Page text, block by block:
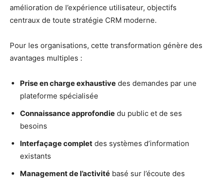
amélioration de l’expérience utilisateur, objectifs
centraux de toute stratégie CRM moderne.
Pour les organisations, cette transformation génère des
avantages multiples :
Prise en charge exhaustive des demandes par une
plateforme spécialisée
Connaissance approfondie du public et de ses
besoins
Interfaçage complet des systèmes d’information
existants
Management de l’activité basé sur l’écoute des